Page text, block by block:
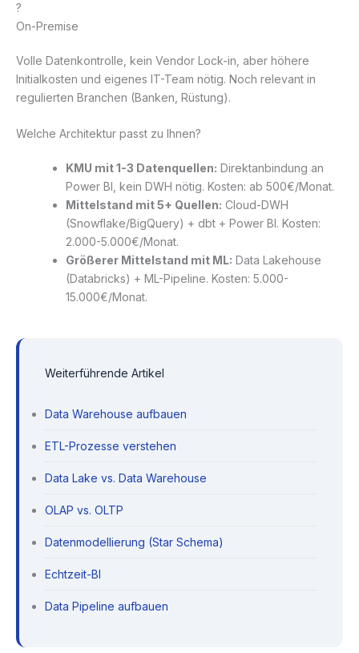
?
On-Premise
Volle Datenkontrolle, kein Vendor Lock-in, aber höhere
Initialkosten und eigenes IT-Team nötig. Noch relevant in
regulierten Branchen (Banken, Rüstung).
Welche Architektur passt zu Ihnen?
KMU mit 1-3 Datenquellen: Direktanbindung an
Power BI, kein DWH nötig. Kosten: ab 500€/Monat.
Mittelstand mit 5+ Quellen: Cloud-DWH
(Snowflake/BigQuery) + dbt + Power BI. Kosten:
2.000-5.000€/Monat.
Größerer Mittelstand mit ML: Data Lakehouse
(Databricks) + ML-Pipeline. Kosten: 5.000-
15.000€/Monat.
Weiterführende Artikel
Data Warehouse aufbauen
ETL-Prozesse verstehen
Data Lake vs. Data Warehouse
OLAP vs. OLTP
Datenmodellierung (Star Schema)
Echtzeit-BI
Data Pipeline aufbauen